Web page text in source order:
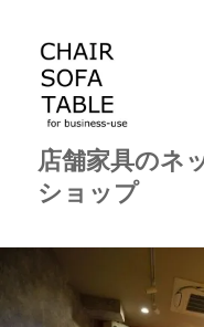
店舗家具のネ
ショップ